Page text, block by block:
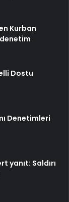
Kurban
Dostu
Denetimleri
yanıt: Saldırı